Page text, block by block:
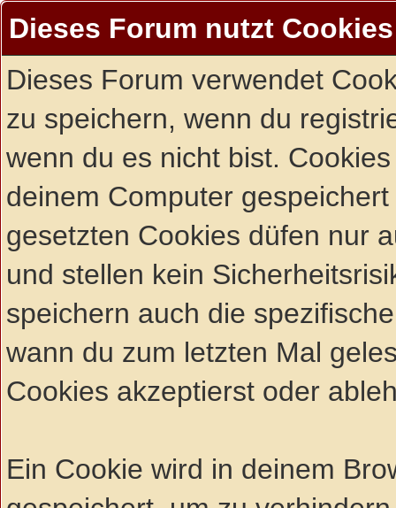
Dieses Forum nutzt Cookies
Dieses Forum verwendet
zu speichern, wenn du
wenn du es nicht bist.
deinem Computer
gesetzten Cookies düfen nur
und stellen kein
speichern auch die
wann du zum letzten Mal
Cookies akzeptierst oder
Ein Cookie wird in deinem